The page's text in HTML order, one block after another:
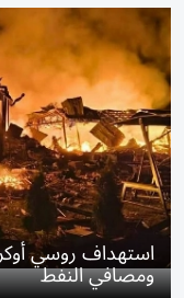
استهداف روسي
ومصافي النفط